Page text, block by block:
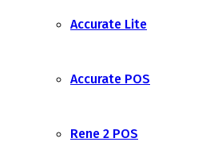
Accurate Lite
Accurate POS
Rene 2 POS